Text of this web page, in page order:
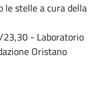
le stelle a cura della
23,30 - Laboratorio
Oristano